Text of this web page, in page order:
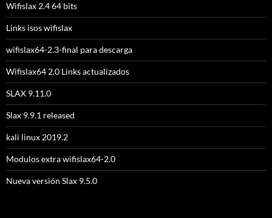
Wifislax 2.4 64 bits
Links isos wifislax
wifislax64-2.3-final para descarga
Wifislax64 2.0 Links actualizados
SLAX 9.11.0
Slax 9.9.1 released
kali linux 2019.2
Modulos extra wifislax64-2.0
Nueva versión Slax 9.5.0